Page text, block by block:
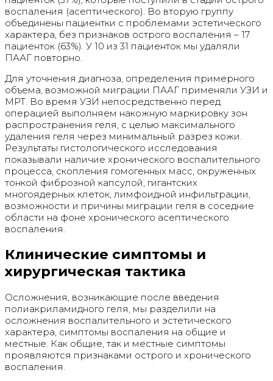
воспаления (асептического). Во вторую группу
объединены пациентки с проблемами эстетического
характера, без признаков острого воспаления – 17
пациенток (63%). У 10 из 31 пациенток мы удаляли
ПААГ повторно.
Для уточнения диагноза, определения примерного
объема, возможной миграции ПААГ применяли УЗИ и
МРТ. Во время УЗИ непосредственно перед
операцией выполняем накожную маркировку зон
распространения геля, с целью максимального
удаления геля через минимальный разрез кожи.
Результаты гистологического исследования
показывали наличие хронического воспалительного
процесса, скопления гомогенных масс, окруженных
тонкой фиброзной капсулой, гигантских
многоядерных клеток, лимфоидной инфильтрации,
возможности и причины миграции геля в соседние
области на фоне хронического асептического
воспаления.
Клинические симптомы и
хирургическая тактика
Осложнения, возникающие после введения
полиакриламидного геля, мы разделили на
осложнения воспалительного и эстетического
характера, симптомы воспаления на общие и
местные. Как общие, так и местные симптомы
проявляются признаками острого и хронического
воспаления.